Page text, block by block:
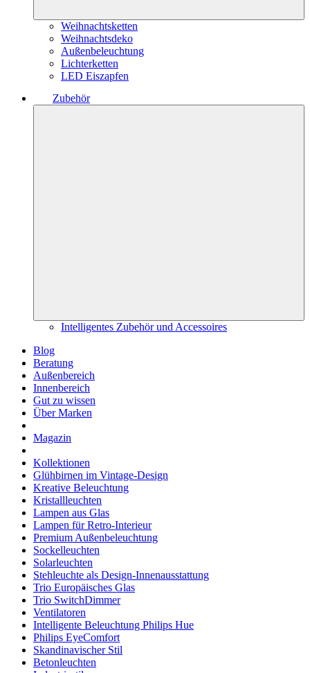
Weihnachtsketten
Weihnachtsdeko
Außenbeleuchtung
Lichterketten
LED Eiszapfen
Zubehör
Intelligentes Zubehör und Accessoires
Blog
Beratung
Außenbereich
Innenbereich
Gut zu wissen
Über Marken
Magazin
Kollektionen
Glühbirnen im Vintage-Design
Kreative Beleuchtung
Kristallleuchten
Lampen aus Glas
Lampen für Retro-Interieur
Premium Außenbeleuchtung
Sockelleuchten
Solarleuchten
Stehleuchte als Design-Innenausstattung
Trio Europäisches Glas
Trio SwitchDimmer
Ventilatoren
Intelligente Beleuchtung Philips Hue
Philips EyeComfort
Skandinavischer Stil
Betonleuchten